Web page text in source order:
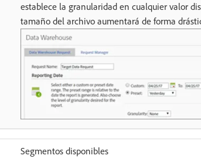
establece la granularidad en cualquier valor
tamaño del archivo aumentará de forma
Segmentos disponibles